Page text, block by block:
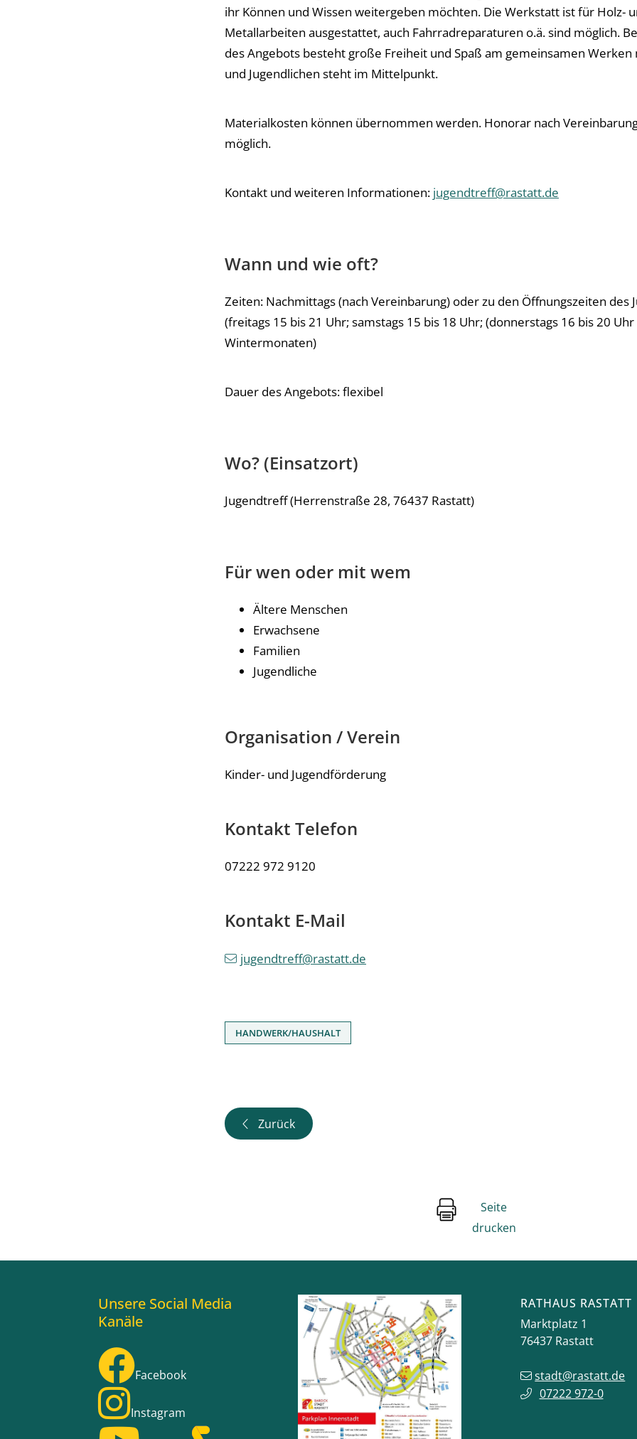
ihr Können und Wissen weitergeben möchten. Die Werkstatt ist für Holz-
Metallarbeiten ausgestattet, auch Fahrradreparaturen o.ä. sind möglich.
des Angebots besteht große Freiheit und Spaß am gemeinsamen
und Jugendlichen steht im Mittelpunkt.
Materialkosten können übernommen werden. Honorar nach
möglich.
Kontakt und weiteren Informationen: jugendtreff@rastatt.de
Wann und wie oft?
Zeiten: Nachmittags (nach Vereinbarung) oder zu den Öffnungszeiten des
(freitags 15 bis 21 Uhr; samstags 15 bis 18 Uhr; (donnerstags 16 bis 20
Wintermonaten)
Dauer des Angebots: flexibel
Wo? (Einsatzort)
Jugendtreff (Herrenstraße 28, 76437 Rastatt)
Für wen oder mit wem
Ältere Menschen
Erwachsene
Familien
Jugendliche
Organisation / Verein
Kinder- und Jugendförderung
Kontakt Telefon
07222 972 9120
Kontakt E-Mail
jugendtreff@rastatt.de
HANDWERK/HAUSHALT
Zurück
Seite
drucken
Unsere Social Media
Kanäle
Facebook
Instagram
RATHAUS RASTATT
Marktplatz 1
76437 Rastatt
stadt@rastatt.de
07222 972-0